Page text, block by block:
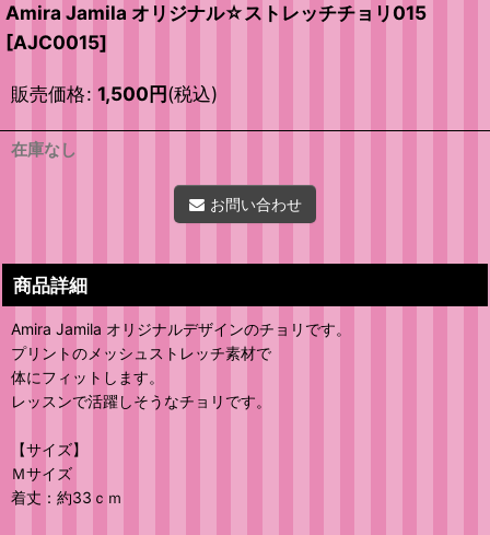
Amira Jamila オリジナル☆ストレッチチョリ015
[AJC0015]
販売価格: 1,500円(税込)
在庫なし
お問い合わせ
商品詳細
Amira Jamila オリジナルデザインのチョリです。
プリントのメッシュストレッチ素材で
体にフィットします。
レッスンで活躍しそうなチョリです。
【サイズ】
Ｍサイズ
着丈：約33ｃｍ